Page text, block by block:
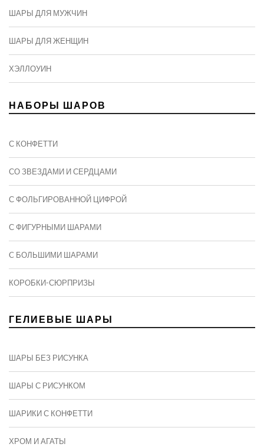
ШАРЫ ДЛЯ МУЖЧИН
ШАРЫ ДЛЯ ЖЕНЩИН
ХЭЛЛОУИН
НАБОРЫ ШАРОВ
С КОНФЕТТИ
СО ЗВЕЗДАМИ И СЕРДЦАМИ
С ФОЛЬГИРОВАННОЙ ЦИФРОЙ
С ФИГУРНЫМИ ШАРАМИ
C БОЛЬШИМИ ШАРАМИ
КОРОБКИ-СЮРПРИЗЫ
ГЕЛИЕВЫЕ ШАРЫ
ШАРЫ БЕЗ РИСУНКА
ШАРЫ С РИСУНКОМ
ШАРИКИ С КОНФЕТТИ
ХРОМ И АГАТЫ